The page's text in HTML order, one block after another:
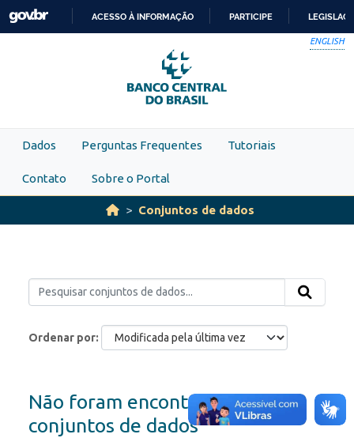
Skip to main content
PARA
O
CONTEÚDO
ACESSO À INFORMAÇÃO PARTICIPE
ENGLISH
Dados Perguntas Frequentes Tutoriais
Contato Sobre o Portal
Conjuntos de dados
Ordenar por
Não foram encontrados
conjuntos de dados